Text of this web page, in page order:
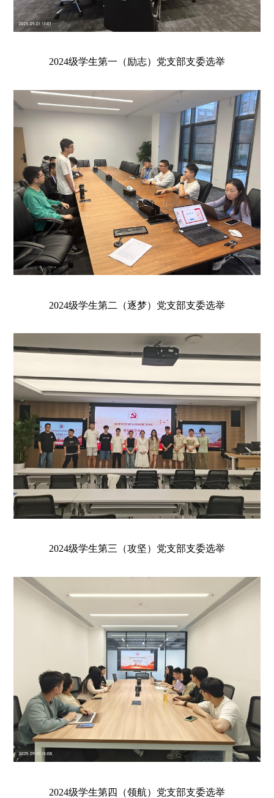
2024级学生第一（励志）党支部支委选举
2024级学生第二（逐梦）党支部支委选举
2024级学生第三（攻坚）党支部支委选举
2024级学生第四（领航）党支部支委选举